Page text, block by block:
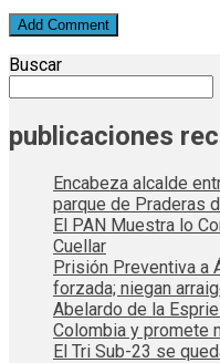
Buscar
publicaciones
Encabeza alcalde
parque de Praderas
El PAN Muestra lo
Cuellar
Prisión Preventiva a
forzada; niegan
Abelardo de la
Colombia y promete
El Tri Sub-23 se